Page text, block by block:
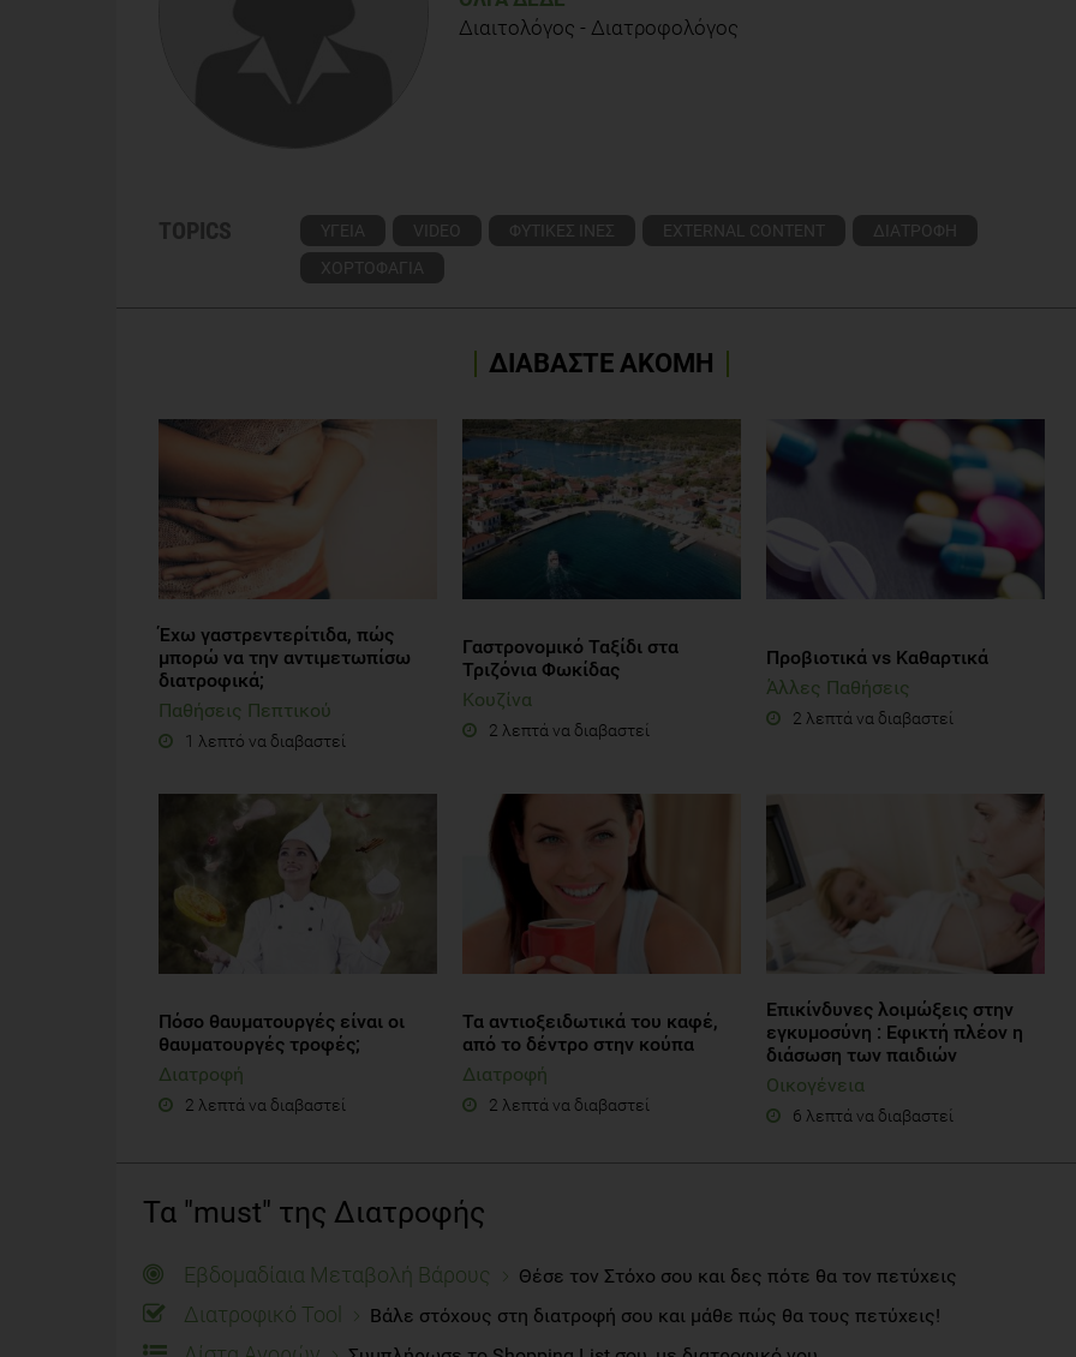
Διαιτολόγος - Διατροφολόγος
TOPICS ΥΓΕΙΑ VIDEO ΦΥΤΙΚΕΣ ΙΝΕΣ EXTERNAL CONTENT
ΔΙΑΤΡΟΦΗ
ΧΟΡΤΟΦΑΓΙΑ
ΔΙΑΒΑΣΤΕ ΑΚΟΜΗ
Έχω γαστρεντερίτιδα, πώς
μπορώ να την αντιμετωπίσω
διατροφικά;
Παθήσεις Πεπτικού
1 λεπτό να διαβαστεί
Γαστρονομικό Ταξίδι στα
Τριζόνια Φωκίδας
Κουζίνα
2 λεπτά να διαβαστεί
Προβιοτικά vs Καθαρτικά
Άλλες Παθήσεις
2 λεπτά να διαβαστεί
Πόσο θαυματουργές είναι οι
θαυματουργές τροφές;
Διατροφή
2 λεπτά να διαβαστεί
Τα αντιοξειδωτικά του καφέ,
από το δέντρο στην κούπα
Διατροφή
2 λεπτά να διαβαστεί
Επικίνδυνες λοιμώξεις στην
εγκυμοσύνη : Εφικτή πλέον η
διάσωση των παιδιών
Οικογένεια
6 λεπτά να διαβαστεί
Τα "must" της Διατροφής
Εβδομαδίαια Μεταβολή Βάρους Θέσε τον Στόχο σου και δες πότε θα τον πετύχεις
Διατροφικό Tool Βάλε στόχους στη διατροφή σου και μάθε πώς θα τους πετύχεις!